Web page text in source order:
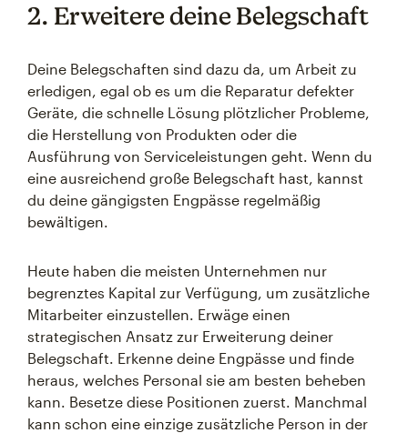
2. Erweitere deine Belegschaft
Deine Belegschaften sind dazu da, um Arbeit zu
erledigen, egal ob es um die Reparatur defekter
Geräte, die schnelle Lösung plötzlicher Probleme,
die Herstellung von Produkten oder die
Ausführung von Serviceleistungen geht. Wenn du
eine ausreichend große Belegschaft hast, kannst
du deine gängigsten Engpässe regelmäßig
bewältigen.
Heute haben die meisten Unternehmen nur
begrenztes Kapital zur Verfügung, um zusätzliche
Mitarbeiter einzustellen. Erwäge einen
strategischen Ansatz zur Erweiterung deiner
Belegschaft. Erkenne deine Engpässe und finde
heraus, welches Personal sie am besten beheben
kann. Besetze diese Positionen zuerst. Manchmal
kann schon eine einzige zusätzliche Person in der